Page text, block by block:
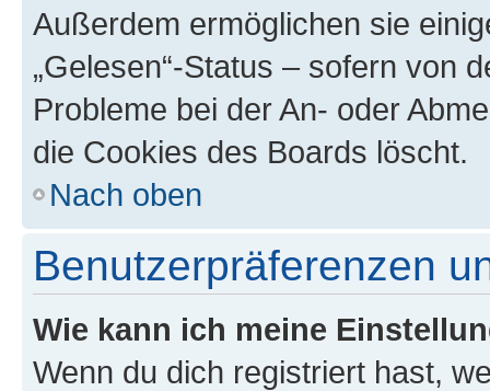
Außerdem ermöglichen sie
„Gelesen“-Status – sofern von
Probleme bei der An- oder
die Cookies des Boards löscht.
Nach oben
Benutzerpräferenzen
Wie kann ich meine
Wenn du dich registriert hast,